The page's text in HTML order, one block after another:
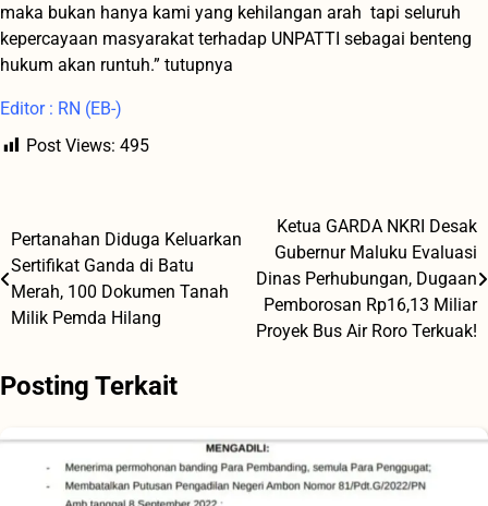
maka bukan hanya kami yang kehilangan arah tapi seluruh
kepercayaan masyarakat terhadap UNPATTI sebagai benteng
hukum akan runtuh.” tutupnya
Editor : RN (EB-)
Post Views: 495
Navigasi
pos
Pertanahan Diduga Keluarkan
Sertifikat Ganda di Batu
Merah, 100 Dokumen Tanah
Milik Pemda Hilang
Ketua GARDA NKRI Desak
Gubernur Maluku Evaluasi
Dinas Perhubungan, Dugaan
Pemborosan Rp16,13 Miliar
Proyek Bus Air Roro Terkuak!
Posting Terkait